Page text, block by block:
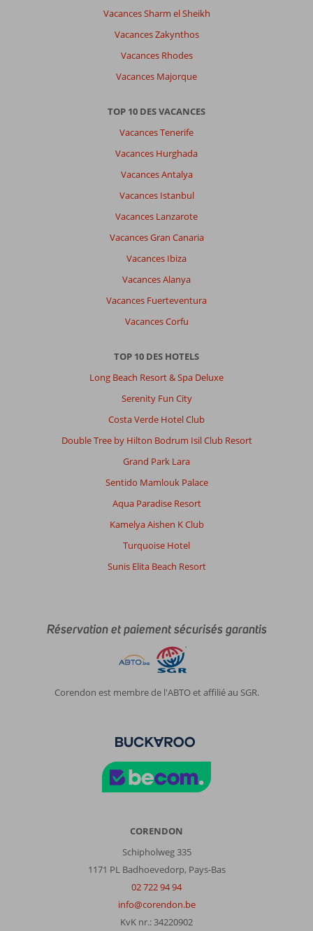
Vacances Sharm el Sheikh
Vacances Zakynthos
Vacances Rhodes
Vacances Majorque
TOP 10 DES VACANCES
Vacances Tenerife
Vacances Hurghada
Vacances Antalya
Vacances Istanbul
Vacances Lanzarote
Vacances Gran Canaria
Vacances Ibiza
Vacances Alanya
Vacances Fuerteventura
Vacances Corfu
TOP 10 DES HOTELS
Long Beach Resort & Spa Deluxe
Serenity Fun City
Costa Verde Hotel Club
Double Tree by Hilton Bodrum Isil Club Resort
Grand Park Lara
Sentido Mamlouk Palace
Aqua Paradise Resort
Kamelya Aishen K Club
Turquoise Hotel
Sunis Elita Beach Resort
Réservation et paiement sécurisés garantis
Corendon est membre de l'ABTO et affilié au SGR.
CORENDON
Schipholweg 335
1171 PL Badhoevedorp, Pays-Bas
02 722 94 94
info@corendon.be
KvK nr.: 34220902